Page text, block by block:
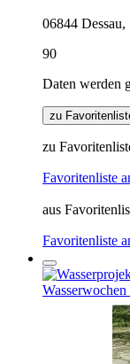
06844 Dessau,
90
Daten werden
zu
zu
Favoritenliste
aus
Favoritenliste